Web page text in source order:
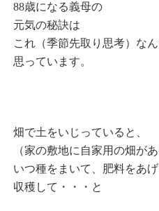
88歳になる義母の
元気の秘訣は
これ（季節先取り思考）なん
思っています。
畑で土をいじっていると、
（家の敷地に自家用の畑があ
いつ種をまいて、肥料をあ
収穫して・・・と